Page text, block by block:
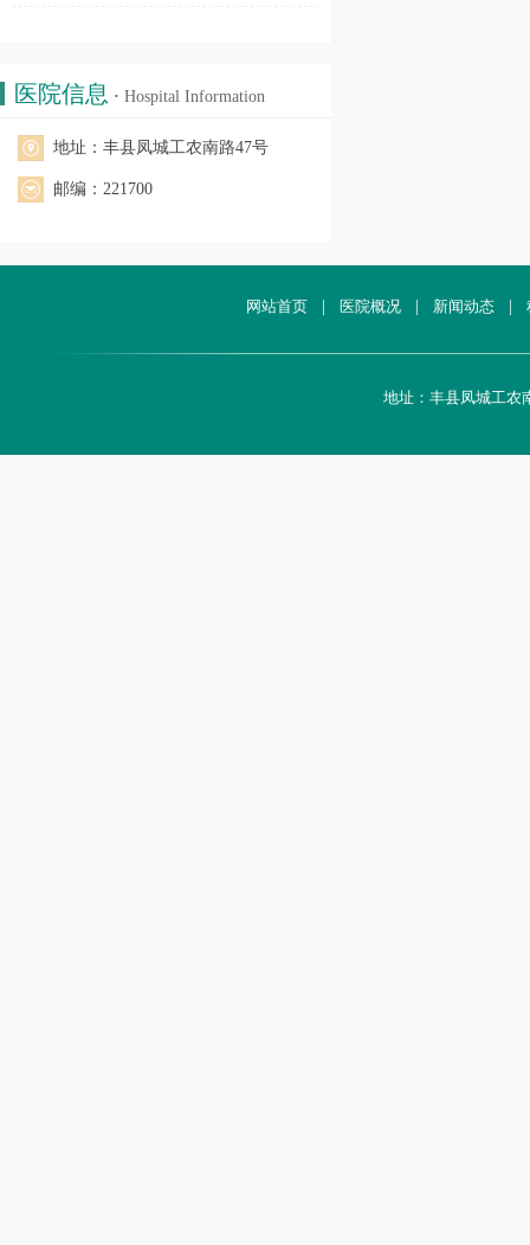
医院信息 · Hospital Information
地址：丰县凤城工农南路47号
邮编：221700
网站首页 医院概况 新闻动态
地址：丰县凤城工